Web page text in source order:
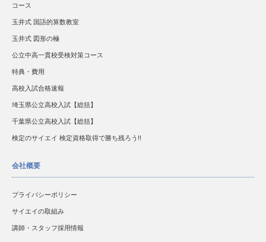
コース
玉井式 国語的算数教室
玉井式 図形の極
公立中高一貫校受検対策コース
特典・費用
高校入試合格速報
埼玉県公立高校入試【総括】
千葉県公立高校入試【総括】
検定のサイエイ 検定資格取得で勝ち残ろう!!
会社概要
プライバシーポリシー
サイエイの取組み
講師・スタッフ採用情報